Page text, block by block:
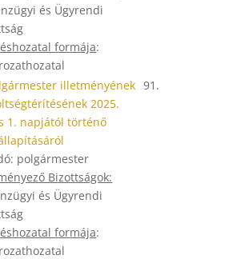
és Ügyrendi
formája:
illetményének
2025.
1. napjától történő
polgármester
Bizottságok:
és Ügyrendi
formája:
91.